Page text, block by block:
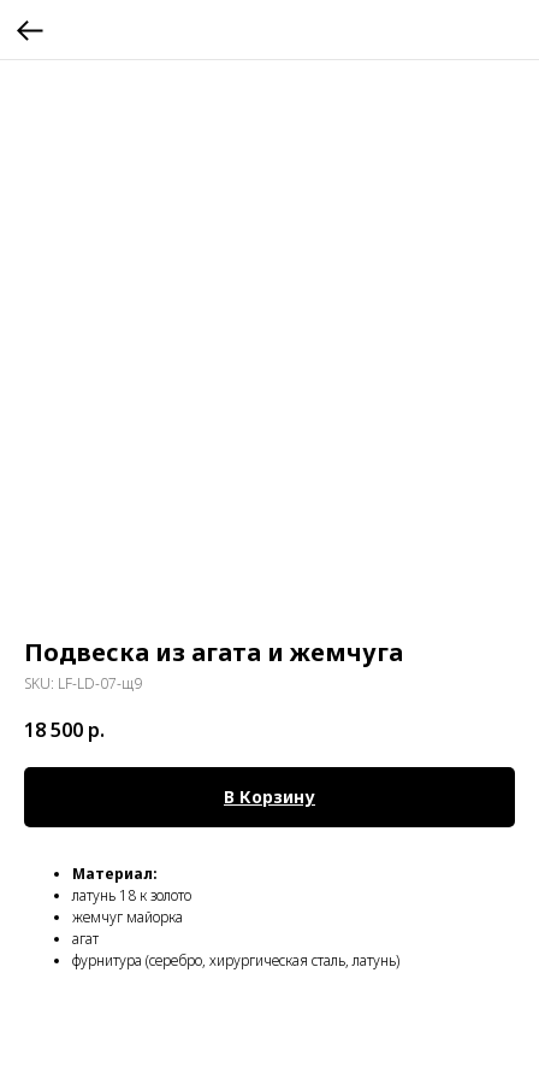
Подвеска из агата и жемчуга
SKU: LF-LD-07-щ9
18 500 р.
В Корзину
Материал:
латунь 18 к золото
жемчуг майорка
агат
фурнитура (серебро, хирургическая сталь, латунь)